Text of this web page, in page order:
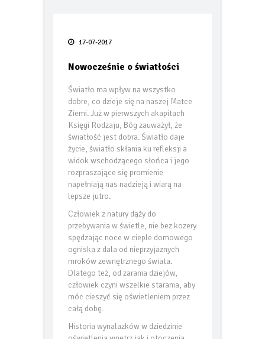
zdjęcie swoich nowych globalnych
modeli Grizzly i Grizzly Fastback
Smak lata pod gołym niebem – jak
urządzić letnią kuchnię w 2026 roku
TECEdrainway – profil
prysznicowy nowej generacji
Odporność termoizolacji na wodę
– wilgotne ocieplenie jest jak mokry
sweter
Kiedy karpiówka odkrywa swój
potencjał… oryginalna dachówka
PROFIL Lenti
17-07-2017
Nowocześnie o światłości
Światło ma wpływ na wszystko
dobre, co dzieje się na naszej Matce
Ziemi. Już w pierwszych akapitach
Księgi Rodzaju, Bóg zauważył, że
światłość jest dobra. Światło daje
życie, światło skłania ku refleksji a
widok wschodzącego słońca i jego
rozpraszające się promienie
napełniają nas nadzieją i wiarą na
lepsze jutro.
Człowiek z natury dąży do
przebywania w świetle, nie bez kozery
spędzając noce w cieple domowego
ogniska z dala od nieprzyjaznych
mroków zewnętrznego świata.
Dlatego też, od zarania dziejów,
człowiek czyni wszelkie starania, aby
móc cieszyć się oświetleniem przez
całą dobę.
Historia wynalazków w dziedzinie